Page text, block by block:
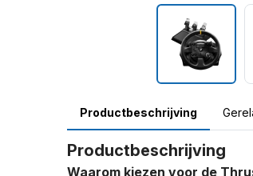
Productbeschrijving
Productbeschrijving
Waarom kiezen voor de